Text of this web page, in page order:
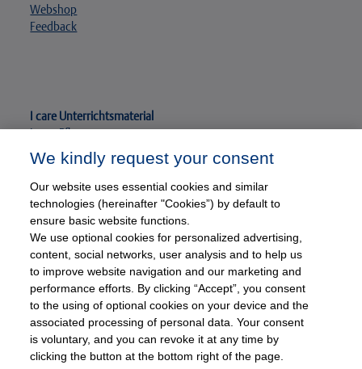
Webshop
Feedback
I care Unterrichtsmaterial
I care Pflege
I care Anatomie Physiologie
I care Krankheitslehre
Nutzungsbedingungen
I care WISSEN TO GO App
We kindly request your consent
Our website uses essential cookies and similar
technologies (hereinafter "Cookies”) by default to
ensure basic website functions.
We use optional cookies for personalized advertising,
content, social networks, user analysis and to help us
to improve website navigation and our marketing and
performance efforts. By clicking “Accept”, you consent
to the using of optional cookies on your device and the
associated processing of personal data. Your consent
is voluntary, and you can revoke it at any time by
clicking the button at the bottom right of the page.